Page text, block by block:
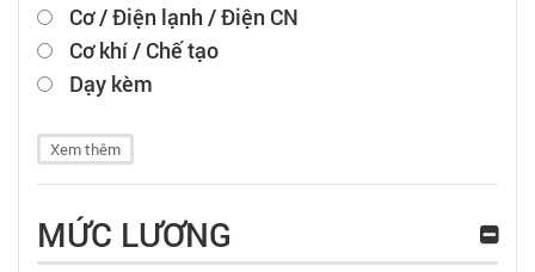
Cơ / Điện lạnh / Điện CN
Cơ khí / Chế tạo
Dạy kèm
Xem thêm
MỨC LƯƠNG